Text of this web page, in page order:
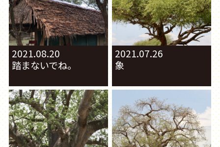
2021.08.20
踏まないでね。
2021.07.26
象